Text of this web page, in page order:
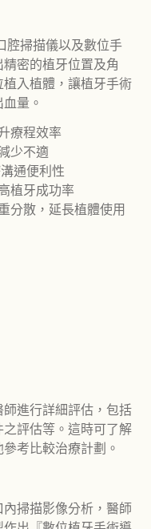
腔掃描儀以及數位手
密的植牙位置及角
入植體，讓植牙手術
量。
療程效率
少不適
通便利性
植牙成功率
分散，延長植體使用
進行詳細評估，包括
評估等。這時可了解
考比較治療計劃。
掃描影像分析，醫師